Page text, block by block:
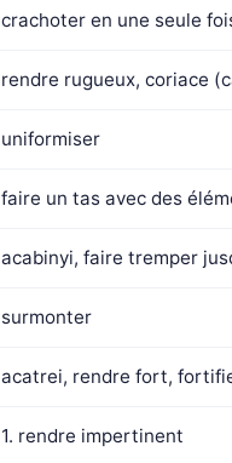
crachoter en une seule
rendre rugueux, coriace
uniformiser
faire un tas avec des
acabinyi, faire tremper
surmonter
acatrei, rendre fort,
1. rendre impertinent